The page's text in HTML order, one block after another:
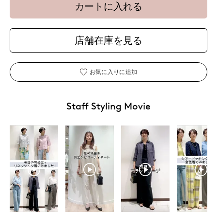
カートに入れる
店舗在庫を見る
お気に入りに追加
Staff Styling Movie